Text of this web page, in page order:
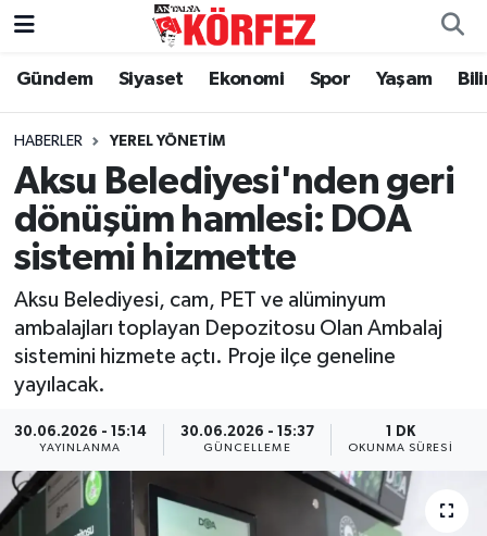
Gündem Siyaset Ekonomi Spor Yaşam
HABERLER YEREL YÖNETIM
Aksu Belediyesi'nden geri
dönüşüm hamlesi: DOA
sistemi hizmette
Aksu Belediyesi, cam, PET ve alüminyum
ambalajları toplayan Depozitosu Olan Ambalaj
sistemini hizmete açtı. Proje ilçe geneline
yayılacak.
30.06.2026 - 15:14
YAYINLANMA
30.06.2026 - 15:37
GÜNCELLEME
1 DK
OKUNMA SÜRESI
Gündem
Siyaset
Yerel Yönetim
Ekonomi
Spor
Yaşam
Dünya
Eğitim
Nöbetçi Eczaneler
Hava Durumu
Trafik Durumu
Süper Lig Puan Durumu ve Fikstür
Tüm Manşetler
Son Dakika Haberleri